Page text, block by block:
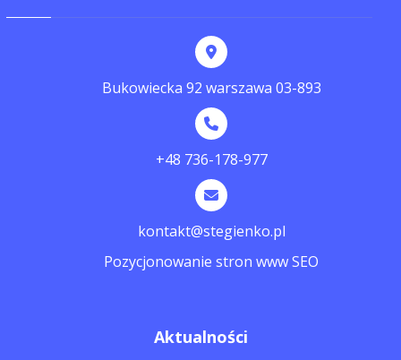
Bukowiecka 92 warszawa 03-893
+48 736-178-977
kontakt@stegienko.pl
Pozycjonowanie stron www SEO
Aktualności